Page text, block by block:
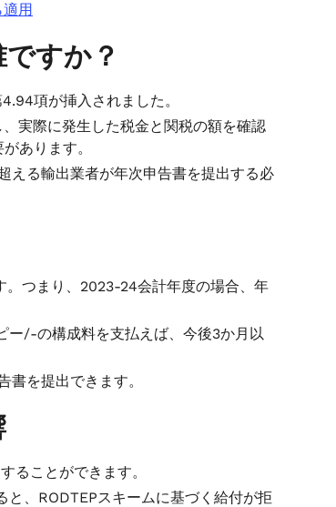
用
すか？
項が挿入されました。
実際に発生した税金と関税の額を確認
あります。
える輸出業者が年次申告書を提出する必
。つまり、2023-24会計年度の場合、年
ー/-の構成料を支払えば、今後3か月以
を提出できます。
ることができます。
、RODTEPスキームに基づく給付が拒